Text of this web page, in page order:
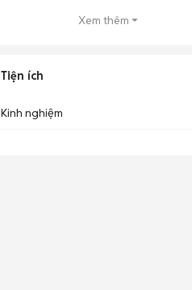
Xem thêm
Tiện ích
Kinh nghiệm